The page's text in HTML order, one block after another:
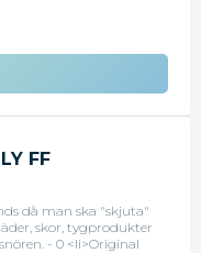
FF
då man ska "skjuta"
skor, tygprodukter
- 0 <li>Original